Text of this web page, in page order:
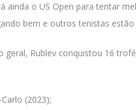
ainda o US Open para tentar
bem e outros tenistas
geral, Rublev conquistou 16
(2023);